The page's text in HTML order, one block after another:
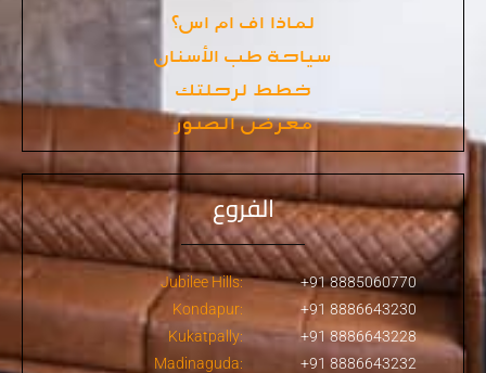
لماذا اف ام اس؟
سياحة طب الأسنان
خطط لرحلتك
معرض الصور
الفروع
Jubilee Hills:
Kondapur:
Kukatpally:
Madinaguda:
+91 8885060770
+91 8886643230
+91 8886643228
+91 8886643232